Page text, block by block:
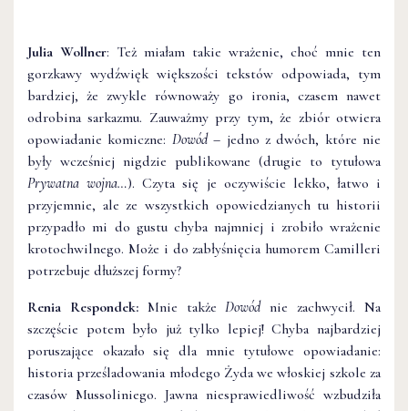
Julia Wollner: Też miałam takie wrażenie, choć mnie ten
gorzkawy wydźwięk większości tekstów odpowiada, tym
bardziej, że zwykle równoważy go ironia, czasem nawet
odrobina sarkazmu. Zauważmy przy tym, że zbiór otwiera
opowiadanie komiczne: Dowód – jedno z dwóch, które nie
były wcześniej nigdzie publikowane (drugie to tytułowa
Prywatna wojna…). Czyta się je oczywiście lekko, łatwo i
przyjemnie, ale ze wszystkich opowiedzianych tu historii
przypadło mi do gustu chyba najmniej i zrobiło wrażenie
krotochwilnego. Może i do zabłyśnięcia humorem Camilleri
potrzebuje dłuższej formy?
Renia Respondek:Mnie takżeDowódnie zachwycił. Na
szczęście potem było już tylko lepiej! Chyba najbardziej
poruszające okazało się dla mnie tytułowe opowiadanie:
historia prześladowania młodego Żyda we włoskiej szkole za
czasów Mussoliniego. Jawna niesprawiedliwość wzbudziła